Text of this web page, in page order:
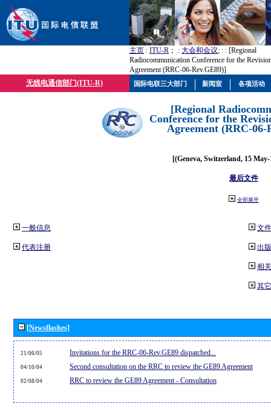
主页 : ITU-R ； : 大会和会议; : : [Regional
Radiocommunication Conference for the
Agreement (RRC-06-Rev.GE89)]
无线电通信部门(ITU-R)
[Regional
Conference for the
Agreement (RRC-06-
[(Geneva, Switzerland, 15
最后文件
全部展开
一般信息
代表注册
文件
出
相
其
[Newsflashes]
21/06/05 Invitations for the RRC-06-Rev.GE89 dispatched...
04/10/04 Second consultation on the RRC to review the GE89 Agreement
02/08/04 RRC to review the GE89 Agreement - Consultation
国际电联三大部门 新闻室 各项活动